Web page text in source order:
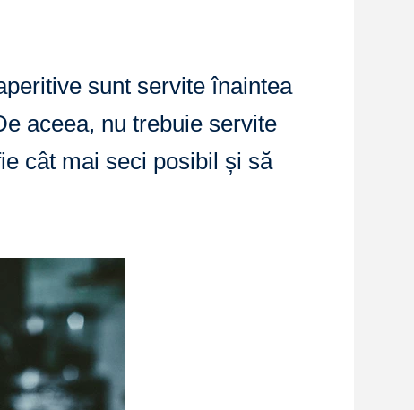
sunt servite înaintea
aceea, nu trebuie servite
cât mai seci posibil și să